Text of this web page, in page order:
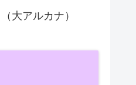
大アルカナ）